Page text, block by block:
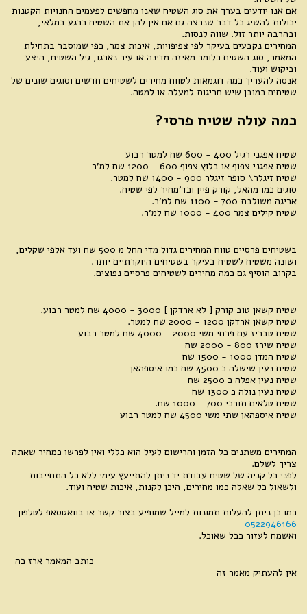
אם אנו יודעים בערך את סוג השטיח שאנו מחפשים לפעמים החנויות הקטנות
יכולות להשיג כל דבר שנרצה גם אם אין להן את השטיח כרגע במלאי,
ובהרבה יותר זול. שווה לנסות.
המחירים נקבעים בעיקר לפי צפיפויות, איכות צמר, כפי שמוסבר בתחילת
המאמר, סוג השטיח כלומר מאיזה מדינה או עיר נארגו, גיל השטיח, היצע
וביקוש ועוד.
אנסה להעריך כמה דוגמאות לטווח מחירים לשטיחים חדשים וסוגים שונים של
שטיחים כמובן שיש חריגות למעלה או למטה.
כמה עולה שטיח פרסי?
שטיח אפגני רגיל 400 - 600 שח למטר רבוע
שטיח אפגני צפוף או בלוץ צפוף 600 - 1200 שח למ'ר
שטיח זיגלר\ סופר זיגלר 900 - 1400 שח למטר.
סוגים כמו מהאל, קורק פיין וכד'מחיר לפי שטיח.
אריגה משולבת 700 - 1100 שח למ'ר.
שטיח קילים צמר 400 - 1000 שח למ'ר.
בשטיחים פרסיים טווח המחירים גדול מדי החל מ 500 שח ועד אלפי שקלים,
ושונה משטיח לשטיח בעיקר בשטיחים היוקרתיים יותר.
בקרוב הוסיף גם כמה מחירים לשטיחים פרסיים נפוצים.
שטיח קשאן טוב קורק [ לא ארדקן ] 3000 - 4000 שח למטר רבוע.
שטיח קשאן ארדקן 1200 - 2000 שח למטר.
שטיח טבריז עם פרחי משי 2000 - 4000 שח למטר רבוע
שטיח שירז 800 - 2000 שח
שטיח המדן 1000 - 1500 שח
שטיח נעין שישלה כ 4500 שח כמו איספהאן
שטיח נעין אפלה כ 2500 שח
שטיח נעין נולה כ 1300 שח
שטיח טלאים תורכי 700 - 1000 שח.
שטיח איספהאן שתי משי 4500 שח למטר רבוע
המחירים משתנים כל הזמן והרישום לעיל הוא כללי ואין לפרשו כמחיר שאתה
צריך לשלם.
לפני כל קניה של שטיח עבודת יד ניתן להתייעץ עימי ללא כל התחייבות
ולשאול כל שאלה כמו מחירים, היכן לקנות, איכות שטיח ועוד.
כמו כן ניתן להעלות תמונות למייל שמופיע בצור קשר או בוואטסאפ לטלפון
0522946166
ואשמח לעזור ככל שאוכל.
כותב המאמר ארז כה
אין להעתיק מאמר זה